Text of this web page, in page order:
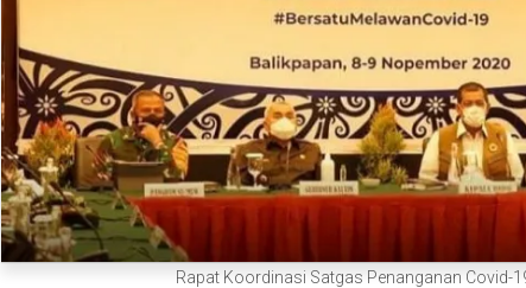
Rapat Koordinasi Satgas Penanganan Covid-